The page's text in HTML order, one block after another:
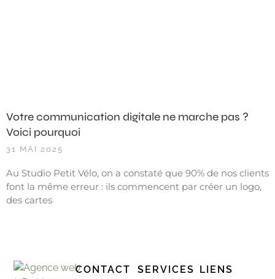
Votre communication digitale ne marche pas ?
Voici pourquoi
31 MAI 2025
Au Studio Petit Vélo, on a constaté que 90% de nos clients
font la même erreur : ils commencent par créer un logo,
des cartes
CONTACT
SERVICES LIENS